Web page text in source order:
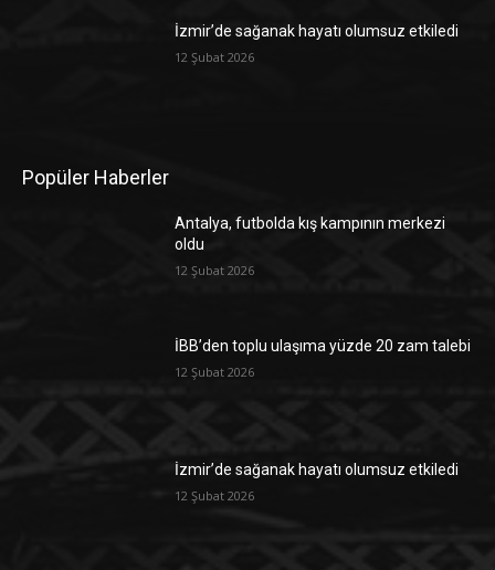
İzmir’de sağanak hayatı olumsuz etkiledi
12 Şubat 2026
Popüler Haberler
Antalya, futbolda kış kampının merkezi
oldu
12 Şubat 2026
İBB’den toplu ulaşıma yüzde 20 zam talebi
12 Şubat 2026
İzmir’de sağanak hayatı olumsuz etkiledi
12 Şubat 2026